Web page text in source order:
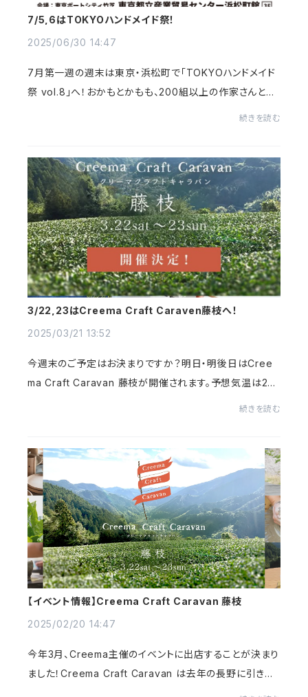
7/5,6はTOKYOハンドメイド祭！
2025/06/30 14:47
7月第一週の週末は東京・浜松町で「TOKYOハンドメイド
祭 vol.8」へ！おかもとかもも、200組以上の作家さんと一
続きを読む
3/22,23はCreema Craft Caraven藤枝へ！
2025/03/21 13:52
今週末のご予定はお決まりですか？明日・明後日はCree
ma Craft Caravan 藤枝が開催されます。予想気温は2
続きを読む
【イベント情報】Creema Craft Caravan 藤枝
2025/02/20 14:47
今年3月、Creema主催のイベントに出店することが決まり
ました！Creema Craft Caravan は去年の長野に引き続
き2回目の出店となります。またお客様とたくさんお話しで